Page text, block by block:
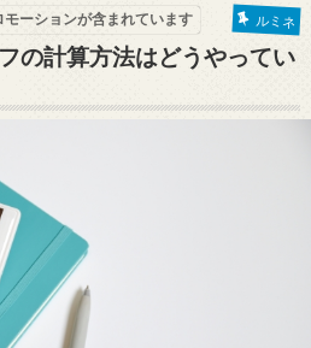
ルミネ
モーションが含まれています
の計算方法はどうやってい